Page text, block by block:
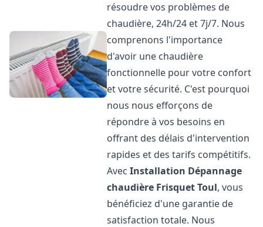
résoudre vos problèmes de
chaudière, 24h/24 et 7j/7. Nous
comprenons l'importance
d'avoir une chaudière
fonctionnelle pour votre confort
et votre sécurité. C'est pourquoi
nous nous efforçons de
répondre à vos besoins en
offrant des délais d'intervention
rapides et des tarifs compétitifs.
AvecInstallation Dépannage
chaudière FrisquetToul, vous
bénéficiez d'une garantie de
satisfaction totale. Nous